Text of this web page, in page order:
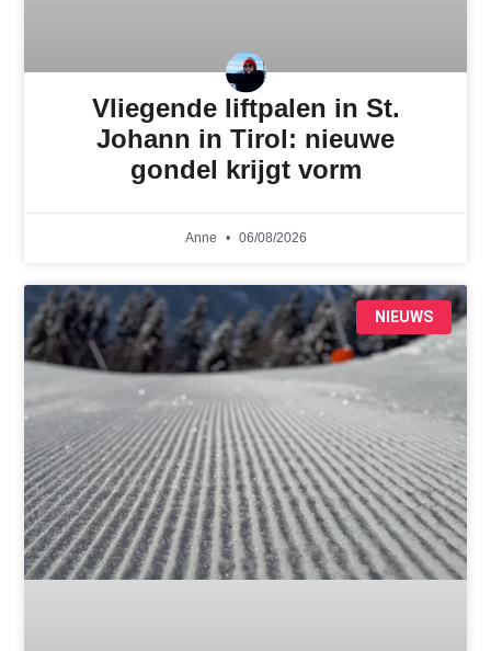
Vliegende liftpalen in St.
Johann in Tirol: nieuwe
gondel krijgt vorm
Anne 06/08/2026
NIEUWS